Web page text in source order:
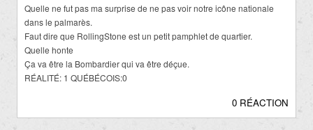
Quelle ne fut pas ma surprise de ne pas voir notre icône nationale
dans le palmarès.
Faut dire que RollingStone est un petit pamphlet de quartier.
Quelle honte
Ça va être la Bombardier qui va être déçue.
RÉALITÉ: 1 QUÉBÉCOIS:0
0 RÉACTION